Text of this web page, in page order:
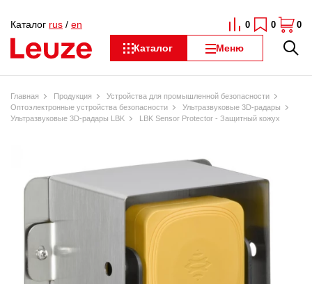
Каталог Меню
Каталог rus / en 0 0 0
Главная Продукция
Устройства для промышленной безопасности
Оптоэлектронные устройства безопасности
Ультразвуковые 3D-радары
Ультразвуковые 3D-радары LBK
LBK Sensor Protector - Защитный кожух